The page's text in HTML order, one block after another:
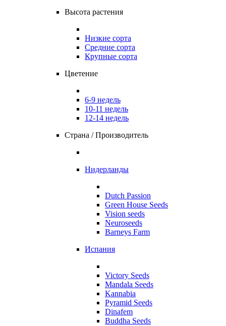
Высота растения
Низкие сорта
Средние сорта
Крупные сорта
Цветение
6-9 недель
10-11 недель
12-14 недель
Страна / Производитель
Нидерланды
Dutch Passion
Green House Seeds
Vision seeds
Neuroseeds
Barneys Farm
Испания
Victory Seeds
Mandala Seeds
Kannabia
Pyramid Seeds
Dinafem
Buddha Seeds